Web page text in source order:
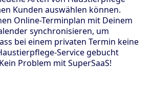
Kunden auswählen können.
Online-Terminplan mit Deinem
synchronisieren, um
bei einem privaten Termin keine
Service gebucht
Problem mit SuperSaaS!